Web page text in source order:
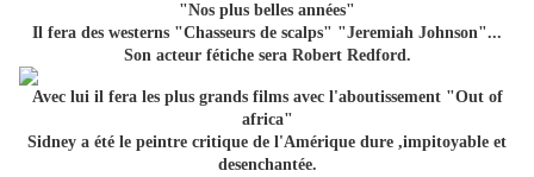
"Nos plus belles années"
Il fera des westerns "Chasseurs de scalps" "Jeremiah Johnson"...
Son acteur fétiche sera Robert Redford.
Avec lui il fera les plus grands films avec l'aboutissement "Out of
africa"
Sidney a été le peintre critique de l'Amérique dure ,impitoyable et
desenchantée.